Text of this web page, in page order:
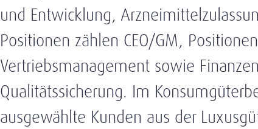
und Entwicklung,
Positionen zählen CEO/GM,
Vertriebsmanagement sowie
Qualitätssicherung. Im
ausgewählte Kunden aus der